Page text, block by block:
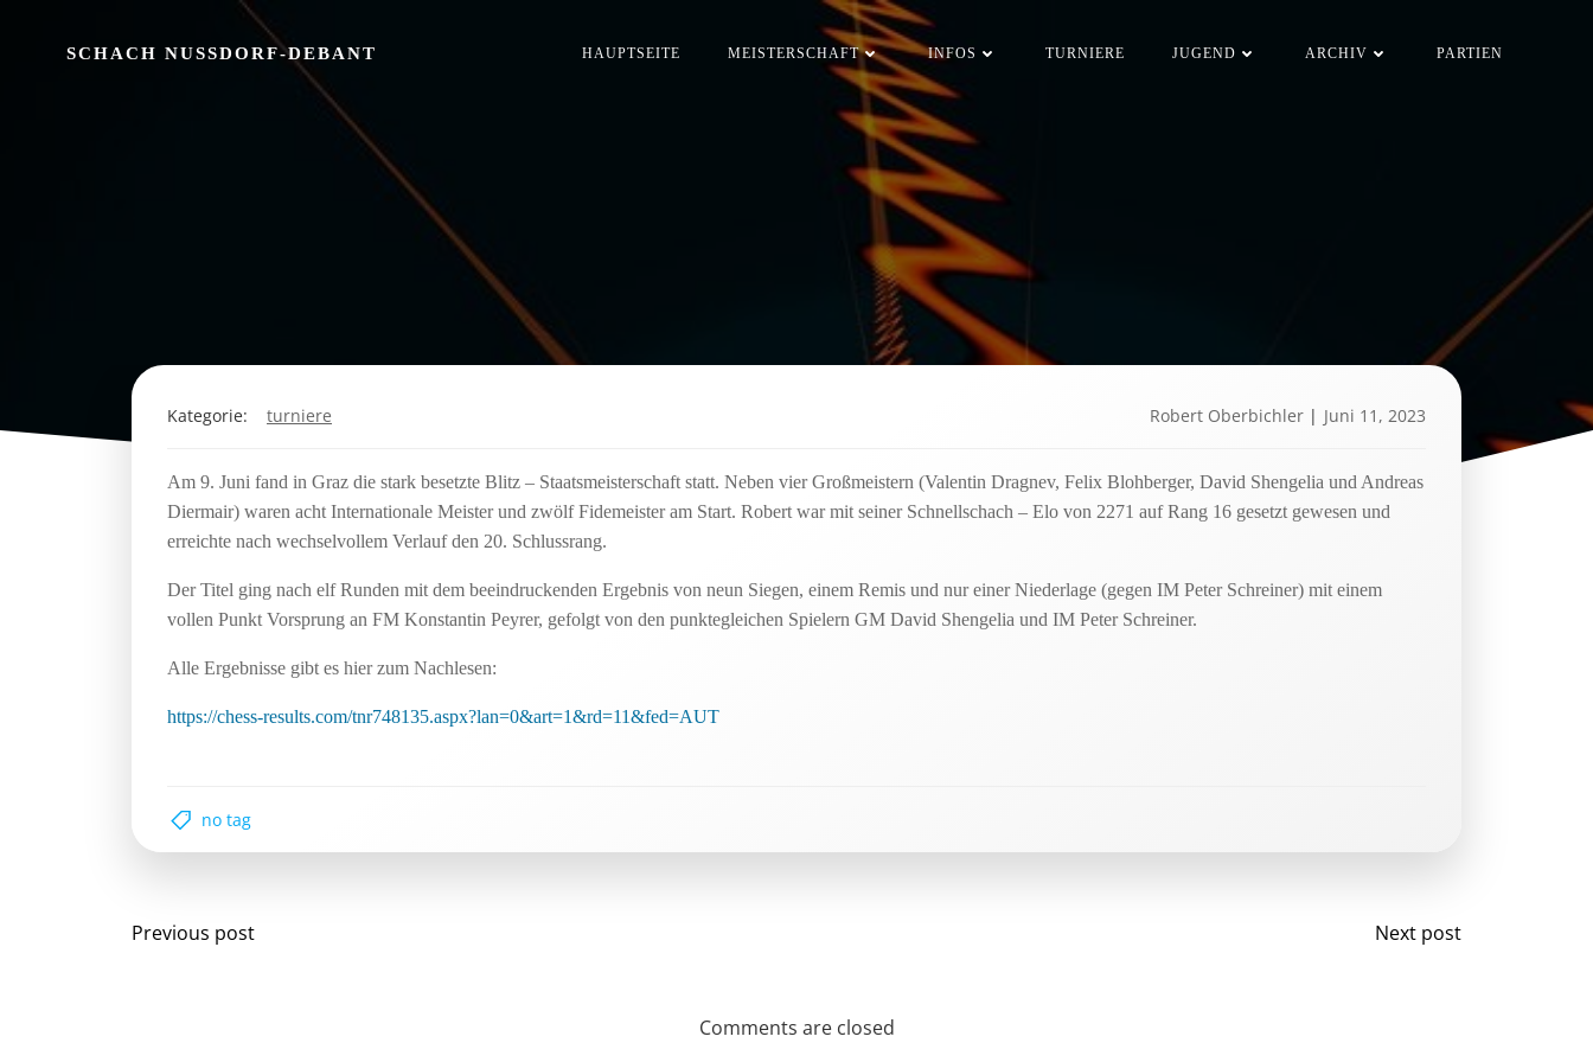
SCHACH NUSSDORF-DEBANT HAUPTSEITE MEISTERSCHAFT INFOS TURNIERE JUGEND ARCHIV PARTIEN
Kategorie: turniere Robert Oberbichler | Juni 11, 2023
Am 9. Juni fand in Graz die stark besetzte Blitz – Staatsmeisterschaft statt. Neben vier Großmeistern (Valentin Dragnev, Felix Blohberger, David Shengelia und Andreas
Diermair) waren acht Internationale Meister und zwölf Fidemeister am Start. Robert war mit seiner Schnellschach – Elo von 2271 auf Rang 16 gesetzt gewesen und
erreichte nach wechselvollem Verlauf den 20. Schlussrang.
Der Titel ging nach elf Runden mit dem beeindruckenden Ergebnis von neun Siegen, einem Remis und nur einer Niederlage (gegen IM Peter Schreiner) mit einem
vollen Punkt Vorsprung an FM Konstantin Peyrer, gefolgt von den punktegleichen Spielern GM David Shengelia und IM Peter Schreiner.
Alle Ergebnisse gibt es hier zum Nachlesen:
https://chess-results.com/tnr748135.aspx?lan=0&art=1&rd=11&fed=AUT
no tag
Post
Previous post
Post
Next post
Comments are closed